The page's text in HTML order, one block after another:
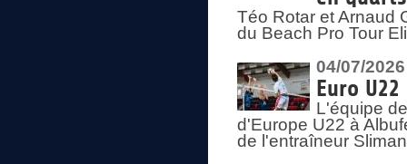
Téo Rotar et Arnaud
du Beach Pro Tour
04/07/2026
Euro
L'équipe
d'Europe U22 à
de l'entraîneur